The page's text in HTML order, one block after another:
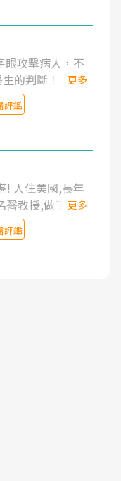
眼攻擊病人，不
的判斷！
更多
評鑑
! 人住美國,長年
醫教授,做了各種
理徒手治療都
果有限,只是壓
響生活品質.
頸頭症候群專
更多
評鑑